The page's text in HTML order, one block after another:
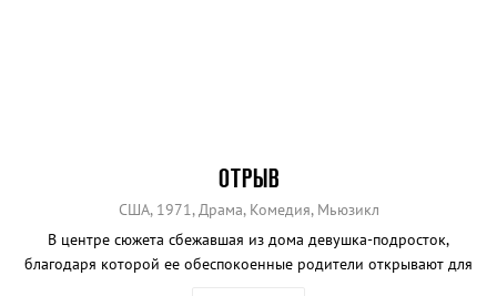
ОТРЫВ
США, 1971, Драма, Комедия, Мьюзикл
В центре сюжета сбежавшая из дома девушка-подросток,
благодаря которой ее обеспокоенные родители открывают для